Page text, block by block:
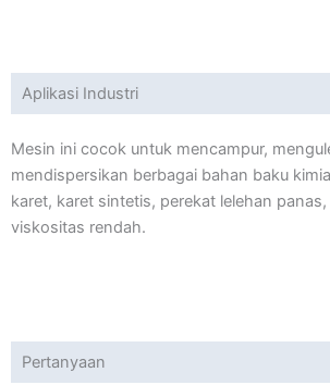
Aplikasi Industri
Mesin ini cocok untuk mencampur,
mendispersikan berbagai bahan baku
karet, karet sintetis, perekat lelehan
viskositas rendah.
Pertanyaan